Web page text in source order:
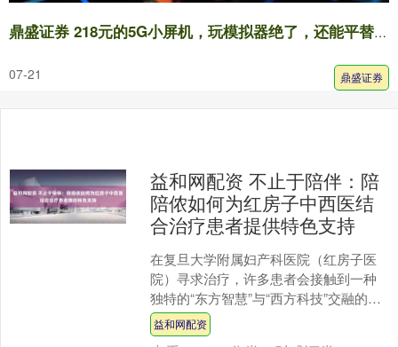
鼎盛证券 218元的5G小屏机，玩模拟器绝了，还能平替随身wifi
07-21 鼎盛证券
益和网配资 不止于陪伴：陪
陪侬如何为红房子中西医结
合治疗患者提供特色支持
在复旦大学附属妇产科医院（红房子医
院）寻求治疗，许多患者会接触到一种
独特的“东方智慧”与“西方科技”交融的模
式——中西医结合妇科。这里不仅是治
疗疾病的地方，更是....
益和网配资